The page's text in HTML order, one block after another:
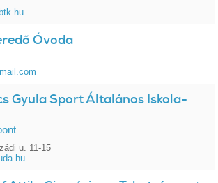
Óvoda
Gyula Sport Általános Iskola-
u. 11-15